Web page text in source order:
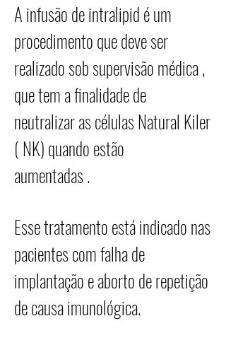
A infusão de intralipid é um
procedimento que deve ser
realizado sob supervisão médica ,
que tem a finalidade de
neutralizar as células Natural Kiler
( NK) quando estão
aumentadas .
Esse tratamento está indicado nas
pacientes com falha de
implantação e aborto de repetição
de causa imunológica.